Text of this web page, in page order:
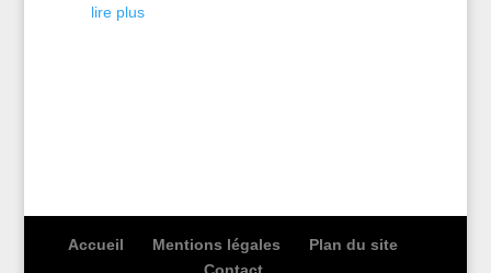
lire plus
Accueil Mentions légales
Plan du site